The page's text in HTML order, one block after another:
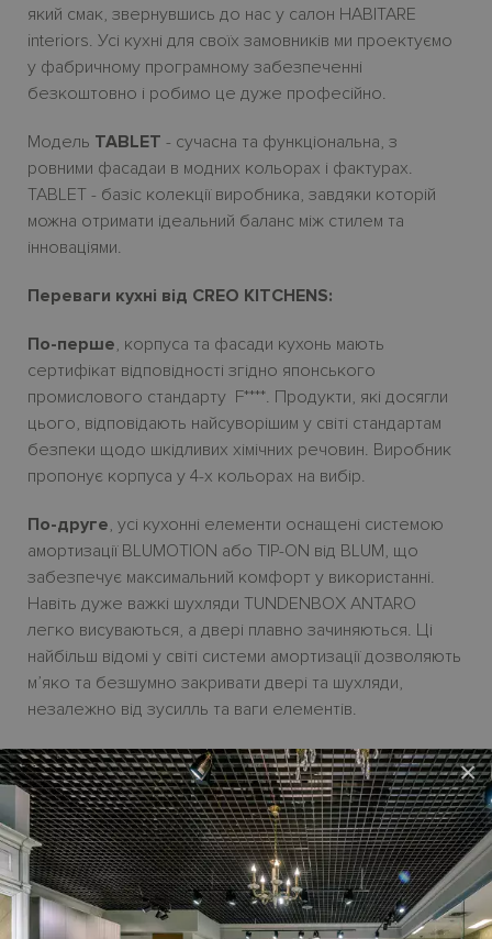
×
який смак, звернувшись до нас у салон HABITARE
interiors. Усі кухні для своїх замовників ми проектуємо
у фабричному програмному забезпеченні
безкоштовно і робимо це дуже професійно.
Модель TABLET - сучасна та функціональна, з
ровними фасадаи в модних кольорах і фактурах.
TABLET - базіс колекції виробника, завдяки которій
можна отримати ідеальний баланс між стилем та
інноваціями.
Переваги кухні від CREO KITCHENS:
По-перше, корпуса та фасади кухонь мають
сертифікат відповідності згідно японського
промислового стандарту F****. Продукти, які досягли
цього, відповідають найсуворішим у світі стандартам
безпеки щодо шкідливих хімічних речовин. Виробник
пропонує корпуса у 4-х кольорах на вибір.
По-друге, усі кухонні елементи оснащені системою
амортизації BLUMOTION або TIP-ON від BLUM, що
забезпечує максимальний комфорт у використанні.
Навіть дуже важкі шухляди TUNDENBOX ANTARO
легко висуваються, а двері плавно зачиняються. Ці
найбільш відомі у світі системи амортизації дозволяють
м’яко та безшумно закривати двері та шухляди,
незалежно від зусилль та ваги елементів.
По-третє, двері товщиною 18 мм вироблені з
екологічної плитиACOP COMPONENTSв
меламіновому оздобленні, що ідеально імітує шпон
дубу, ясеня, горіху, цементу, мармуру, супер матове
лакування або з лазерною або фанерною кромкою.
Також двері виробляються в односторонньому UV-
лакуванні або в натуральному дубовому шпоні.